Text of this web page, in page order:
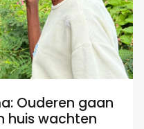
Ouderen gaan
huis wachten